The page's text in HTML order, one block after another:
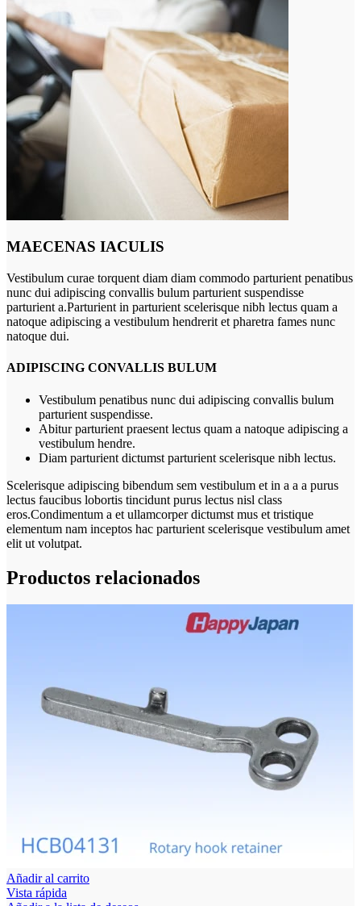
MAECENAS IACULIS
Vestibulum curae torquent diam diam commodo parturient penatibus
nunc dui adipiscing convallis bulum parturient suspendisse
parturient a.Parturient in parturient scelerisque nibh lectus quam a
natoque adipiscing a vestibulum hendrerit et pharetra fames nunc
natoque dui.
ADIPISCING CONVALLIS BULUM
Vestibulum penatibus nunc dui adipiscing convallis bulum
parturient suspendisse.
Abitur parturient praesent lectus quam a natoque adipiscing a
vestibulum hendre.
Diam parturient dictumst parturient scelerisque nibh lectus.
Scelerisque adipiscing bibendum sem vestibulum et in a a a purus
lectus faucibus lobortis tincidunt purus lectus nisl class
eros.Condimentum a et ullamcorper dictumst mus et tristique
elementum nam inceptos hac parturient scelerisque vestibulum amet
elit ut volutpat.
Productos relacionados
Añadir al carrito
Vista rápida